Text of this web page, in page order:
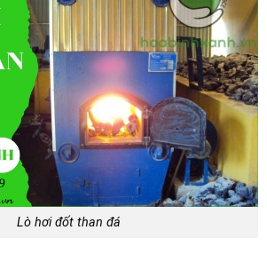
Lò hơi đốt than đá